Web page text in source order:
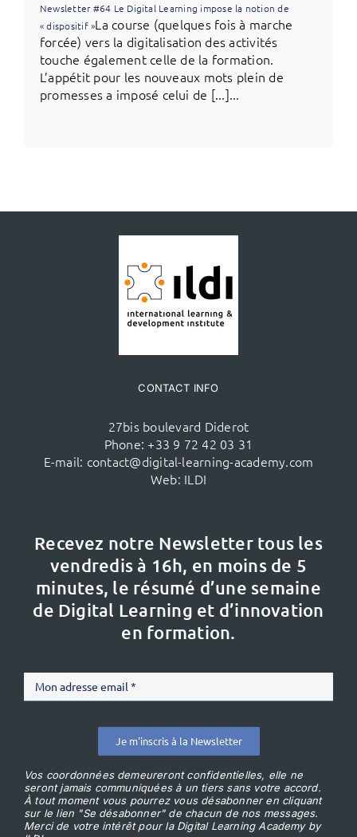
Newsletter #64 Le Digital Learning impose la notion de
« dispositif »La course (quelques fois à marche
forcée) vers la digitalisation des activités
touche également celle de la formation.
L’appétit pour les nouveaux mots plein de
promesses a imposé celui de [...]...
CONTACT INFO
27bis boulevard Diderot
Phone: +33 9 72 42 03 31
E-mail: contact@digital-learning-academy.com
Web: ILDI
Recevez notre Newsletter tous les
vendredis à 16h, en moins de 5
minutes, le résumé d’une semaine
de Digital Learning et d’innovation
en formation.
Je m'inscris à la Newsletter
Vos coordonnées demeureront confidentielles, elle ne
seront jamais communiquées à un tiers sans votre accord.
À tout moment vous pourrez vous désabonner en cliquant
sur le lien "Se désabonner" de chacun de nos messages.
Merci de votre intérêt pour la Digital Learning Academy by